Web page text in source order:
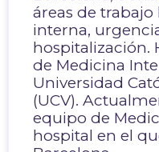
áreas de
interna,
hospitalización.
de Medicina
Universidad
(UCV).
equipo de
hospital en el